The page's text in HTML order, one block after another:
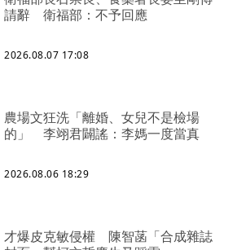
請辭 衛福部：不予回應
2026.08.07 17:08
農場文狂洗「離婚、女兒不是檢場
的」 李翊君闢謠：李媽一度當真
2026.08.06 18:29
才爆皮克敏侵權 陳智菡「合成雜誌